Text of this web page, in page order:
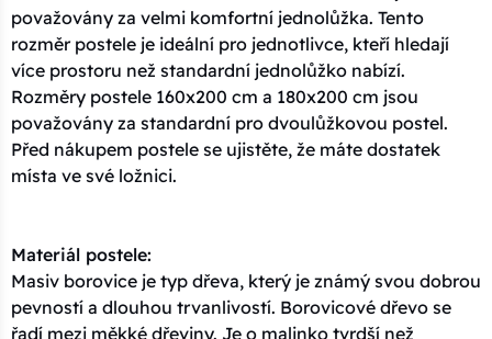
považovány za velmi komfortní jednolůžka. Tento
rozměr postele je ideální pro jednotlivce, kteří hledají
více prostoru než standardní jednolůžko nabízí.
Rozměry postele 160x200 cm a 180x200 cm jsou
považovány za standardní pro dvoulůžkovou postel.
Před nákupem postele se ujistěte, že máte dostatek
místa ve své ložnici.
Materiál postele:
Masiv borovice je typ dřeva, který je známý svou dobrou
pevností a dlouhou trvanlivostí. Borovicové dřevo se
řadí mezi měkké dřeviny. Je o malinko tvrdší než